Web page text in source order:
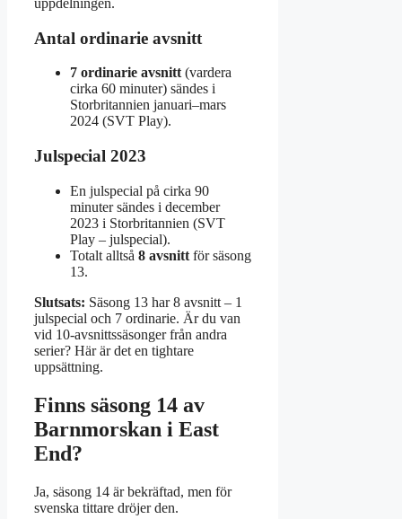
uppdelningen.
Antal ordinarie avsnitt
7 ordinarie avsnitt(vardera
cirka 60 minuter) sändes i
Storbritannien januari–mars
2024 (SVT Play).
Julspecial 2023
En julspecial på cirka 90
minuter sändes i december
2023 i Storbritannien (SVT
Play – julspecial).
Totalt alltså 8 avsnitt för säsong
13.
Slutsats: Säsong 13 har 8 avsnitt – 1
julspecial och 7 ordinarie. Är du van
vid 10-avsnittssäsonger från andra
serier? Här är det en tightare
uppsättning.
Finns säsong 14 av
Barnmorskan i East
End?
Ja, säsong 14 är bekräftad, men för
svenska tittare dröjer den.